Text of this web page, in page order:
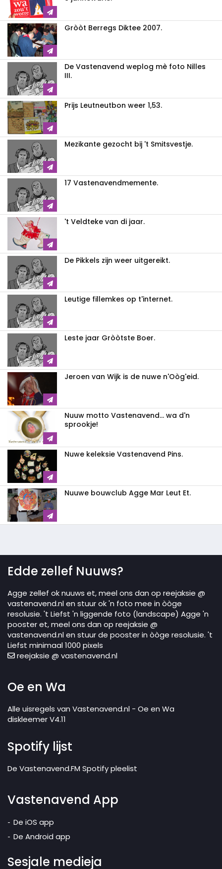
Gròòt Berregs Diktee 2007.
De Vastenavend weplog mè foto Nilles
III.
Prijs Leutneutbon weer 1,53.
Mezikante gezocht bij 't Smitsvestje.
17 Vastenavendmemente.
't Veldteke van di jaar.
De Pikkels zijn weer uitgereikt.
Leutige fillemkes op t'internet.
Leste jaar Gròòtste Boer.
Jeroen van Wijk is de nuwe n'Oòg'eid.
Nuuw motto Vastenavend... wa d'n
sprookje!
Nuwe keleksie Vastenavend Pins.
Nuuwe bouwclub Agge Mar Leut Et.
Edde zellef Nuuws?
Agge zellef ok nuuws et, meel ons dan op reejaksie @
vastenavend.nl en stuur ok 'n foto mee in òòge
resolusie. 't Liefst 'n liggende foto (landscape) Agge 'n
pooster et, meel ons dan op reejaksie @
vastenavend.nl en stuur de pooster in òòge resolusie. 't
Liefst minimaal 1000 pixels
reejaksie @ vastenavend.nl
Oe en Wa
Alle uisregels van Vastenavend.nl - Oe en Wa
diskleemer V4.11
Spotify lijst
De Vastenavend.FM Spotify pleelist
Vastenavend App
De iOS app
De Android app
Sesjale medieja